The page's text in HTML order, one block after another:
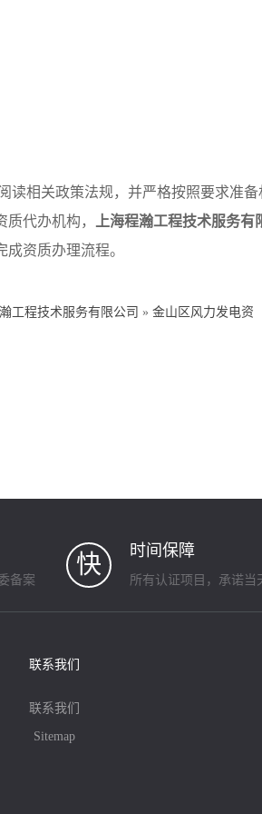
读相关政策法规，并严格按照要求准备
代办机构，
上海程瀚工程技术服务有
资质办理流程。
瀚工程技术服务有限公司 » 金山区风力发电资
备案
快 时间保障
所有认证项目，承诺当
联系我们
联系我们
Sitemap